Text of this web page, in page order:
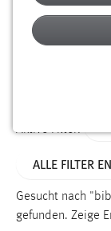
Alter
Aktive Filter:
ALLE FILTER
Gesucht nach
gefunden. Zeige
Funktionen